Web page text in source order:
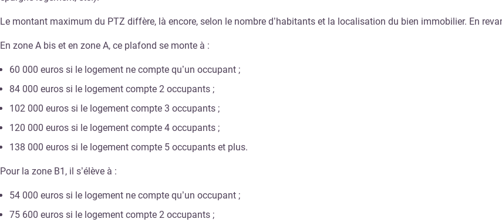
Le montant maximum du PTZ diffère, là encore, selon le nombre d’habitants et la localisation du bien immobilier. En
En zone A bis et en zone A, ce plafond se monte à :
60 000 euros si le logement ne compte qu’un occupant ;
84 000 euros si le logement compte 2 occupants ;
102 000 euros si le logement compte 3 occupants ;
120 000 euros si le logement compte 4 occupants ;
138 000 euros si le logement compte 5 occupants et plus.
Pour la zone B1, il s’élève à :
54 000 euros si le logement ne compte qu’un occupant ;
75 600 euros si le logement compte 2 occupants ;